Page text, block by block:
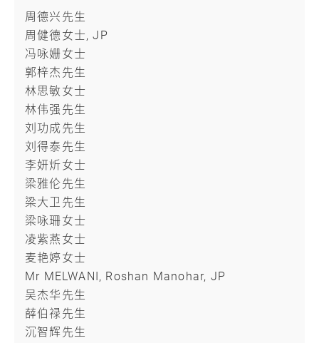
周德兴先生
周健德女士, JP
冯咏姗女士
郭梓杰先生
林思敏女士
林伟强先生
刘功成先生
刘得泰先生
李妍炘女士
梁雅伦先生
梁大卫先生
梁咏珊女士
凌紫燕女士
麦艳婷女士
Mr MELWANI, Roshan Manohar, JP
吴杰华先生
薛伯禄先生
沉智辉先生